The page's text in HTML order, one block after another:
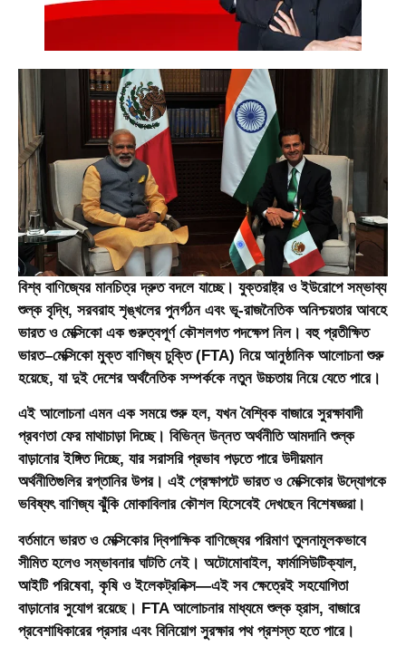
বিশ্ব বাণিজ্যের মানচিত্র দ্রুত বদলে যাচ্ছে। যুক্তরাষ্ট্র ও ইউরোপে সম্ভাব্য
শুল্ক বৃদ্ধি, সরবরাহ শৃঙ্খলের পুনর্গঠন এবং ভূ-রাজনৈতিক অনিশ্চয়তার আবহে
ভারত ও মেক্সিকো এক গুরুত্বপূর্ণ কৌশলগত পদক্ষেপ নিল। বহু প্রতীক্ষিত
ভারত–মেক্সিকো মুক্ত বাণিজ্য চুক্তি (FTA) নিয়ে আনুষ্ঠানিক আলোচনা শুরু
হয়েছে, যা দুই দেশের অর্থনৈতিক সম্পর্ককে নতুন উচ্চতায় নিয়ে যেতে পারে।
এই আলোচনা এমন এক সময়ে শুরু হল, যখন বৈশ্বিক বাজারে সুরক্ষাবাদী
প্রবণতা ফের মাথাচাড়া দিচ্ছে। বিভিন্ন উন্নত অর্থনীতি আমদানি শুল্ক
বাড়ানোর ইঙ্গিত দিচ্ছে, যার সরাসরি প্রভাব পড়তে পারে উদীয়মান
অর্থনীতিগুলির রপ্তানির উপর। এই প্রেক্ষাপটে ভারত ও মেক্সিকোর উদ্যোগকে
ভবিষ্যৎ বাণিজ্য ঝুঁকি মোকাবিলার কৌশল হিসেবেই দেখছেন বিশেষজ্ঞরা।
বর্তমানে ভারত ও মেক্সিকোর দ্বিপাক্ষিক বাণিজ্যের পরিমাণ তুলনামূলকভাবে
সীমিত হলেও সম্ভাবনার ঘাটতি নেই। অটোমোবাইল, ফার্মাসিউটিক্যাল,
আইটি পরিষেবা, কৃষি ও ইলেকট্রনিক্স—এই সব ক্ষেত্রেই সহযোগিতা
বাড়ানোর সুযোগ রয়েছে। FTA আলোচনার মাধ্যমে শুল্ক হ্রাস, বাজারে
প্রবেশাধিকারের প্রসার এবং বিনিয়োগ সুরক্ষার পথ প্রশস্ত হতে পারে।